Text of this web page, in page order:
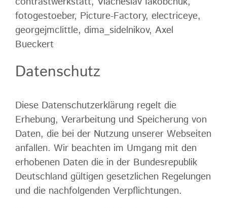
fotogestoeber, Picture-Factory, electriceye,
georgejmclittle, dima_sidelnikov, Axel
Bueckert
Datenschutz
Diese Datenschutzerklärung regelt die
Erhebung, Verarbeitung und Speicherung von
Daten, die bei der Nutzung unserer Webseiten
anfallen. Wir beachten im Umgang mit den
erhobenen Daten die in der Bundesrepublik
Deutschland gültigen gesetzlichen Regelungen
und die nachfolgenden Verpflichtungen.